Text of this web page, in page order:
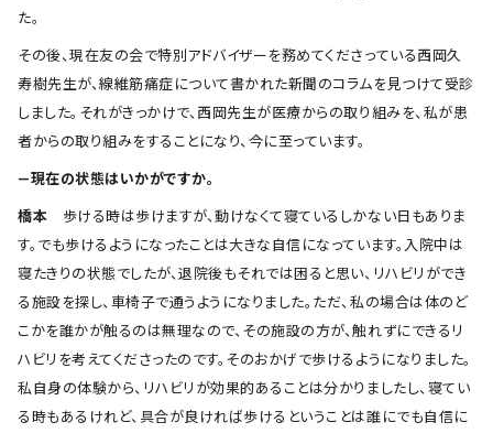
た。
その後、現在友の会で特別アドバイザーを務めてくださっている西岡久
寿樹先生が、線維筋痛症について書かれた新聞のコラムを見つけて受診
しました。それがきっかけで、西岡先生が医療からの取り組みを、私が患
者からの取り組みをすることになり、今に至っています。
―現在の状態はいかがですか。
橋本 歩ける時は歩けますが、動けなくて寝ているしかない日もありま
す。でも歩けるようになったことは大きな自信になっています。入院中は
寝たきりの状態でしたが、退院後もそれでは困ると思い、リハビリができ
る施設を探し、車椅子で通うようになりました。ただ、私の場合は体のど
こかを誰かが触るのは無理なので、その施設の方が、触れずにできるリ
ハビリを考えてくださったのです。そのおかげで歩けるようになりました。
私自身の体験から、リハビリが効果的あることは分かりましたし、寝てい
る時もあるけれど、具合が良ければ歩けるということは誰にでも自信に